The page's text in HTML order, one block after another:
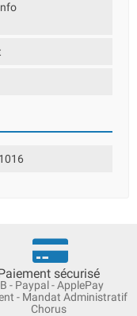
sécurisé
- Paypal - ApplePay
- Mandat Administratif
Chorus